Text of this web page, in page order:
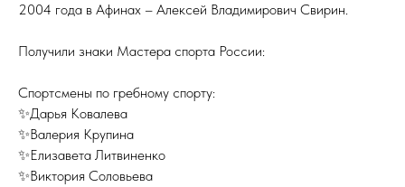
2004 года в Афинах – Алексей Владимирович Свирин.
Получили знаки Мастера спорта России:
Спортсмены по гребному спорту:
✨Дарья Ковалева
✨Валерия Крупина
✨Елизавета Литвиненко
✨Виктория Соловьева